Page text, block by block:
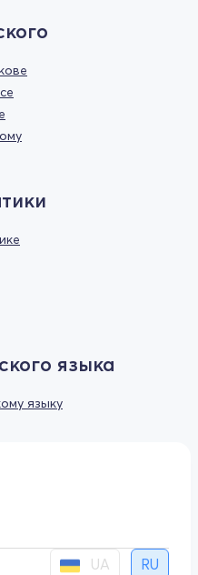
языка
языку
UA RU